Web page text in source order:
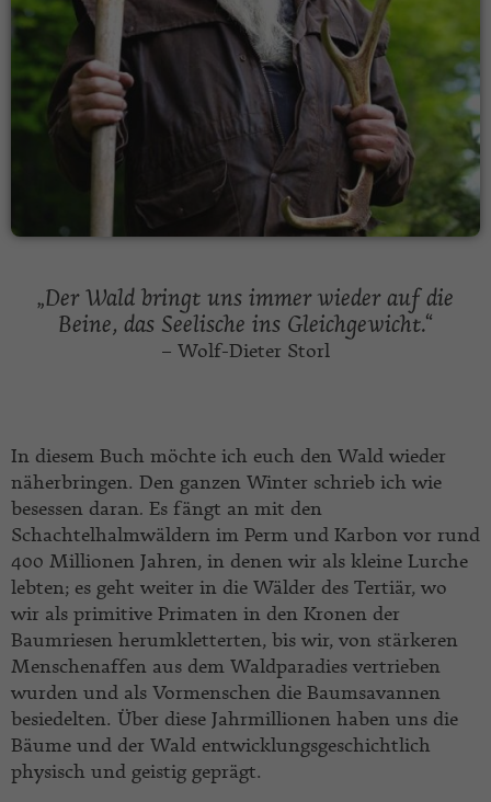
„Der Wald bringt uns immer wieder auf die
Beine, das Seelische ins Gleichgewicht.“
– Wolf-Dieter Storl
In diesem Buch möchte ich euch den Wald wieder
näherbringen. Den ganzen Winter schrieb ich wie
besessen daran. Es fängt an mit den
Schachtelhalmwäldern im Perm und Karbon vor rund
400 Millionen Jahren, in denen wir als kleine Lurche
lebten; es geht weiter in die Wälder des Tertiär, wo
wir als primitive Primaten in den Kronen der
Baumriesen herumkletterten, bis wir, von stärkeren
Menschenaffen aus dem Waldparadies vertrieben
wurden und als Vormenschen die Baumsavannen
besiedelten. Über diese Jahrmillionen haben uns die
Bäume und der Wald entwicklungsgeschichtlich
physisch und geistig geprägt.